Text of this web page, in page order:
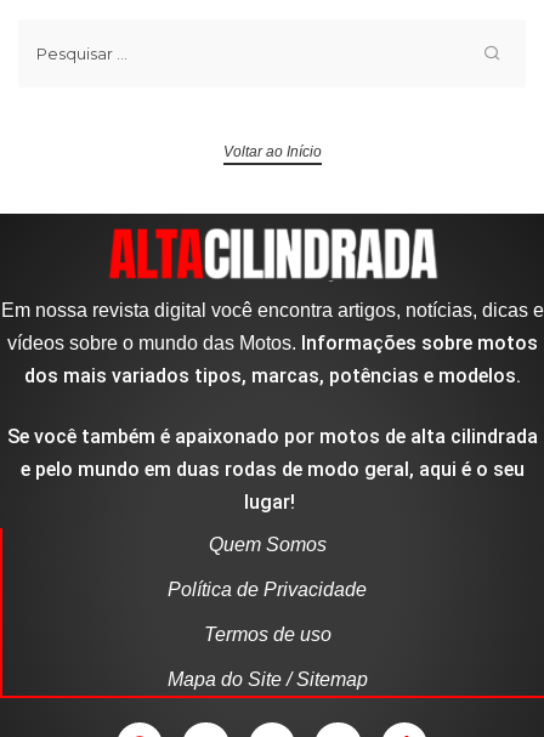
Voltar ao Início
Em nossa revista digital você encontra artigos, notícias, dicas e
vídeos sobre o mundo das Motos. Informações sobre motos
dos mais variados tipos, marcas, potências e modelos.
Se você também é apaixonado por motos de alta cilindrada
e pelo mundo em duas rodas de modo geral, aqui é o seu
lugar!
Quem Somos
Política de Privacidade
Termos de uso
Mapa do Site / Sitemap